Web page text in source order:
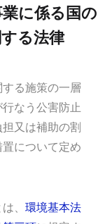
に係る国の
る法律
る施策の一層
なう公害防止
又は補助の割
について定め
、 環境基本法